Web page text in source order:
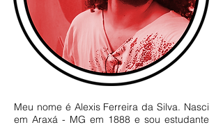
Meu nome é Alexis Ferreira da Silva. Nasci
em Araxá - MG em 1888 e sou estudante